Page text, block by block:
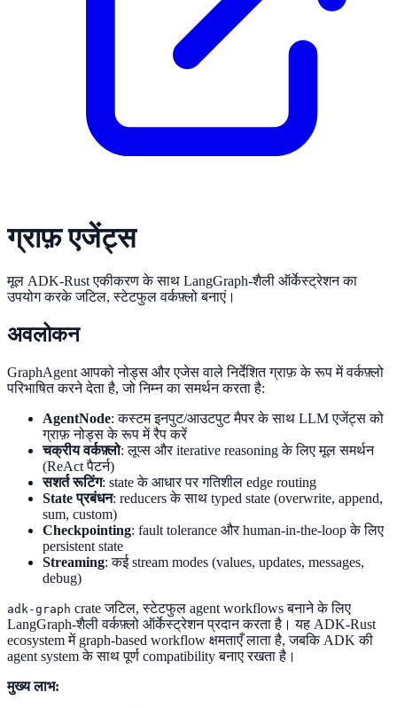
ग्राफ़ एजेंट्स
मूल ADK-Rust एकीकरण के साथ LangGraph-शैली ऑर्केस्ट्रेशन का
उपयोग करके जटिल, स्टेटफुल वर्कफ़्लो बनाएं।
अवलोकन
GraphAgent आपको नोड्स और एजेस वाले निर्देशित ग्राफ़ के रूप में वर्कफ़्लो
परिभाषित करने देता है, जो निम्न का समर्थन करता है:
AgentNode: कस्टम इनपुट/आउटपुट मैपर के साथ LLM एजेंट्स को
ग्राफ़ नोड्स के रूप में रैप करें
चक्रीय वर्कफ़्लो: लूप्स और iterative reasoning के लिए मूल समर्थन
(ReAct पैटर्न)
सशर्त रूटिंग: state के आधार पर गतिशील edge routing
State प्रबंधन: reducers के साथ typed state (overwrite, append,
sum, custom)
Checkpointing: fault tolerance और human-in-the-loop के लिए
persistent state
Streaming: कई stream modes (values, updates, messages,
debug)
adk-graph crate जटिल, स्टेटफुल agent workflows बनाने के लिए
LangGraph-शैली वर्कफ़्लो ऑर्केस्ट्रेशन प्रदान करता है। यह ADK-Rust
ecosystem में graph-based workflow क्षमताएँ लाता है, जबकि ADK की
agent system के साथ पूर्ण compatibility बनाए रखता है।
मुख्य लाभ: